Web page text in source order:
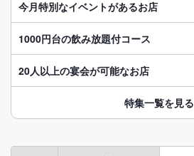
今月特別なイベントがあるお店
1000円台の飲み放題付コース
20人以上の宴会が可能なお店
特集一覧を見る